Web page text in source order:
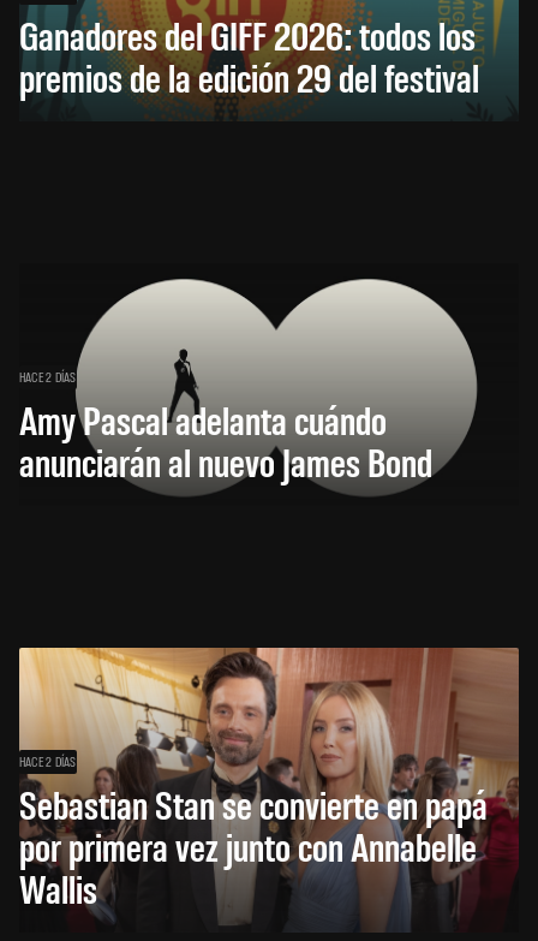
Ganadores del GIFF 2026: todos los
premios de la edición 29 del festival
HACE 2 DÍAS
Amy Pascal adelanta cuándo
anunciarán al nuevo James Bond
HACE 2 DÍAS
Sebastian Stan se convierte en papá
por primera vez junto con Annabelle
Wallis